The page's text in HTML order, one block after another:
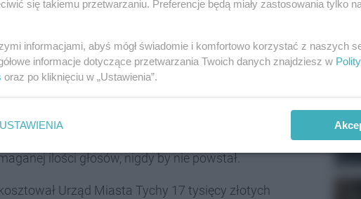
fi. Jest pierwszą ławką solarną w Tychach.
Tychy.
korzystać. O tym czy pomysł jest dobry czy nie,
Takim sposobem rządzącym nie można
ilości głosów, nigdy by nie powstał.
Urząd Miasta Tychy 17 tysięcy złotych
się takiemu przetwarzaniu. Preferencje będą miały zastosowania tylko
informacjami, abyś mógł świadomie i komfortowo korzystać z naszych
informacje dotyczące przetwarzania Twoich danych znajdziesz w
oraz po kliknięciu w „Ustawienia”.
USTAWIENIA